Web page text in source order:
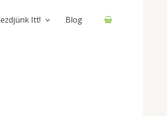
Itt! Blog